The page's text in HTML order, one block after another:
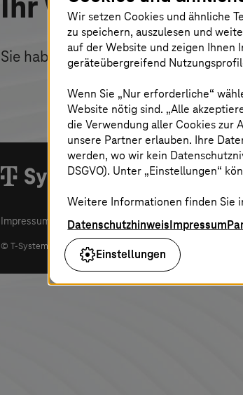
Ihr Warenkorb
Sie haben noch keine Produkte
Shop
Impressum Kontakt Datenschutz
© T-Systems International GmbH . Alle Rechte vorbehalten.
Wir setzen Cookies und ähnliche
zu speichern, auszulesen und
auf der Website und zeigen Ihnen
geräteübergreifend
Wenn Sie „Nur erforderliche“
Website nötig sind. „Alle
die Verwendung aller Cookies zur
unsere Partner erlauben. Ihre
werden, wo wir kein
DSGVO). Unter „Einstellungen“
Weitere Informationen finden Sie
DatenschutzhinweisImpressum
Einstellungen